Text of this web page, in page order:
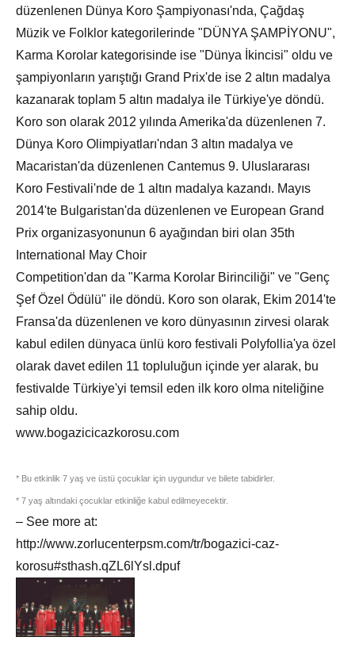
düzenlenen Dünya Koro Şampiyonası'nda, Çağdaş
Müzik ve Folklor kategorilerinde "DÜNYA ŞAMPİYONU",
Karma Korolar kategorisinde ise "Dünya İkincisi" oldu ve
şampiyonların yarıştığı Grand Prix'de ise 2 altın madalya
kazanarak toplam 5 altın madalya ile Türkiye'ye döndü.
Koro son olarak 2012 yılında Amerika'da düzenlenen 7.
Dünya Koro Olimpiyatları'ndan 3 altın madalya ve
Macaristan'da düzenlenen Cantemus 9. Uluslararası
Koro Festivali'nde de 1 altın madalya kazandı. Mayıs
2014'te Bulgaristan'da düzenlenen ve European Grand
Prix organizasyonunun 6 ayağından biri olan 35th
International May Choir
Competition'dan da "Karma Korolar Birinciliği" ve "Genç
Şef Özel Ödülü" ile döndü. Koro son olarak, Ekim 2014'te
Fransa'da düzenlenen ve koro dünyasının zirvesi olarak
kabul edilen dünyaca ünlü koro festivali Polyfollia'ya özel
olarak davet edilen 11 topluluğun içinde yer alarak, bu
festivalde Türkiye'yi temsil eden ilk koro olma niteliğine
sahip oldu.
www.bogazicicazkorosu.com
* Bu etkinlik 7 yaş ve üstü çocuklar için uygundur ve bilete tabidirler.
* 7 yaş altındaki çocuklar etkinliğe kabul edilmeyecektir.
– See more at:
http://www.zorlucenterpsm.com/tr/bogazici-caz-
korosu#sthash.qZL6lYsl.dpuf